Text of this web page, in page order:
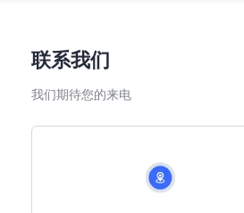
联系我们
我们期待您的来电